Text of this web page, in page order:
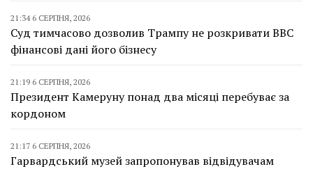
21:34 6 СЕРПНЯ, 2026
Суд тимчасово дозволив Трампу не розкривати BBC
фінансові дані його бізнесу
21:19 6 СЕРПНЯ, 2026
Президент Камеруну понад два місяці перебуває за
кордоном
21:17 6 СЕРПНЯ, 2026
Гарвардський музей запропонував відвідувачам